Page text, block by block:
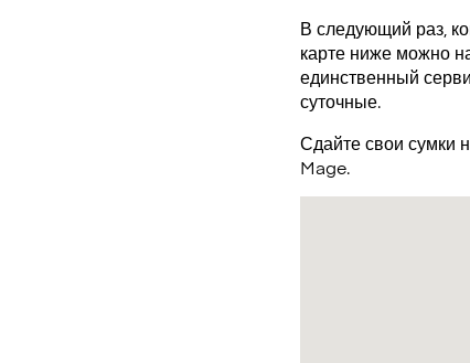
В следующий раз,
карте ниже можно
единственный
суточные.
Сдайте свои сумки
Mage.